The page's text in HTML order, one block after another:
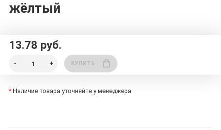
жёлтый
13.78 руб.
КУПИТЬ
* Наличие товара уточняйте у менеджера